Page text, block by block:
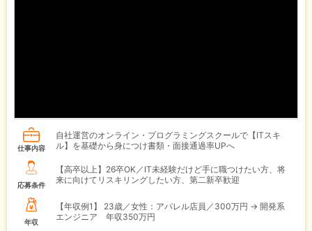
仕事内容
自社運営のオンライン・プログラミングスクールで【ITスキ
ル】を基礎から身につけ書類・面接通過率UPへ
応募条件
【高卒以上】26卒OK／IT未経験だけど手に職つけたい方、将
来に向けてリスキリングしたい方、第二新卒歓迎
年収
【年収例1】
23歳／女性：アパレル店員／300万円 → 開発系
エンジニア 年収350万円